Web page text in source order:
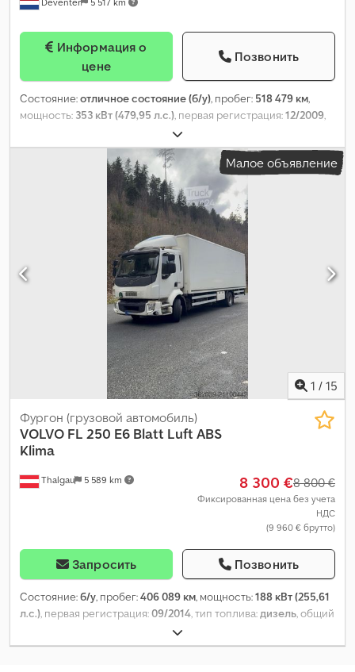
цене
Позвонить
Состояние:отличное состояние (б/у), пробег: 518 479 км,
мощность: 353 кВт (479,95 л.с.), первая регистрация:12/2009,
, конфигурация осей:
4 800 мм, топливо:дизель, тормоза:интардер, цвет:белый,
кабина водителя:спальный отсек (кабина), тип передачи:
, количество передач: , подвеска:
длина грузового отсека: 6 200 мм, ширина пространства для
2 550 мм, Год выпуска:2009, Оборудование:
блокировка дифференциала, кондиционер, кран, круиз-
контроль, прицепное устройство, центральный замок
Малое объявление
1 / 15
Thalgau 5 589 km
Фургон (грузовой автомобиль)
VOLVO FL 250 E6 Blatt Luft ABS
Klima
8 300 €8 800 €
Фиксированная цена без учета
НДС
(9 960 € брутто)
Запросить Позвонить
Состояние:б/у, пробег:406 089 км, мощность:188 кВт (255,61
л.с.), первая регистрация:09/2014, тип топлива:дизель, общий
, конфигурация осей:
(TÜV):09/2024, цвет:белый, тип передачи:автоматический,